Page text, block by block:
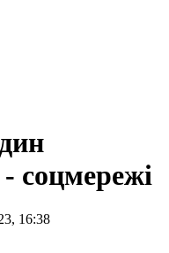
соцмережі
16:38